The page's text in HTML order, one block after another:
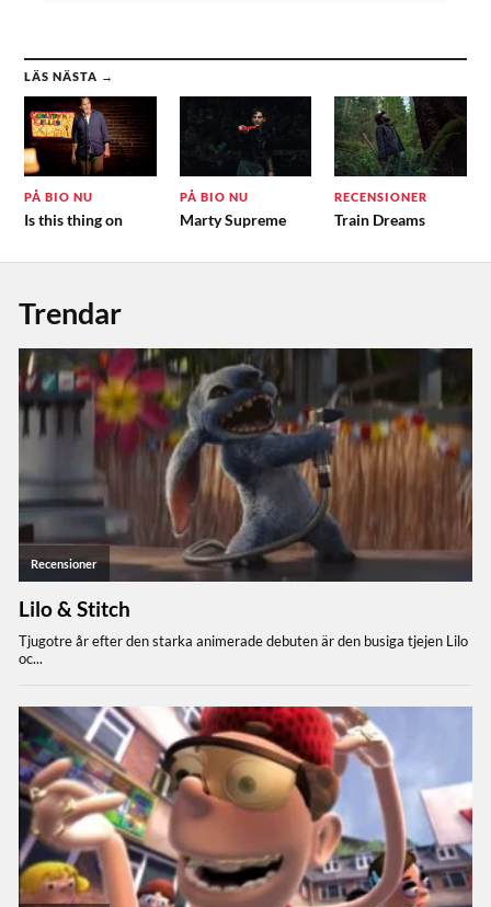
LÄS NÄSTA →
PÅ BIO NU
Is this thing on
PÅ BIO NU
Marty Supreme
RECENSIONER
Train Dreams
Trendar